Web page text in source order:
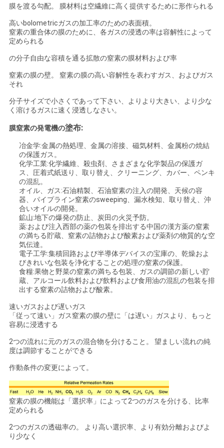
ュ
ー
ス
事
件
引
金
を
求
め
て
く
だ
さ
い
NEWS
地
図
プ
膜を渡る勾配。 膜材料は空繊維に高く提供するために形作られる
高いbolometricガスの加工率のための表面積。
窒素の重合体の膜のために、各ガスの浸透の率は容解性によって
定められる
の分子自由な容積を通る拡散の窒素の膜材料および率
窒素の膜の壁。 窒素の膜の高い容解性を表わすガス、およびガス
それ
分子サイズで小さくであって下さい、よりより大きい、より少な
く溶けるガスに速く浸透しなさい。
膜窒素の発電機の塗布:
冶金学:金属の熱処理、金属の溶接、磁気材料、金属粉の焼結
の保護ガス。
化学工業:化学繊維、殺虫剤、さまざまな化学製品の保護ガ
ス、圧着式紙送り、取り替え、クリーニング、カバー、ペンキ
の混乱。
オイル、ガス:石油精製、石油窒素の注入の開発、天候の容
器、パイプライン窒素のsweeping、漏水検知、取り替え、沖
合いオイルの開発。
鉱山:地下の爆発の防止、炭田の火災予防。
薬:および注入西部の薬の包装を排出する中国の漢方薬の窒素
の満ちる貯蔵、窒素の詰物および酸素および薬剤の物質的な空
気伝達。
電子工学:集積回路および半導体デバイスの宝庫の、乾燥およ
びきれいな包装を浄化することの処理の窒素の保護。
食糧:果物と野菜の窒素の満ちる包装、ガスの調節の新しい貯
蔵、アルコール飲料および飲料および食用油の混乱の包装を排
出する窒素の詰物および酸素。
速いガスおよび遅いガス
「従って速い」ガス窒素の膜の壁に「は遅い」ガスより、もっと
容易に浸透する
2つの流れに元のガスの混合物を分けること。 望ましい流れの純
度は調節することができる
作動条件の変更によって。
窒素の膜の機能は「選択率」によって2つのガスを分ける、比率
定められる
2つのガスの透磁率の。 より高い選択率、より有効分離およびよ
り少なく